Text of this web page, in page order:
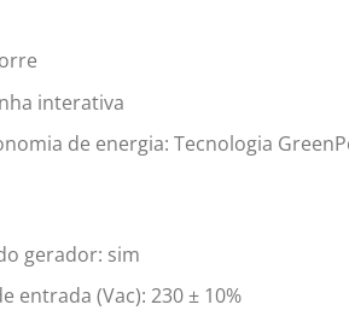
interativa
de energia: Tecnologia
gerador: sim
entrada (Vac): 230 ± 10%